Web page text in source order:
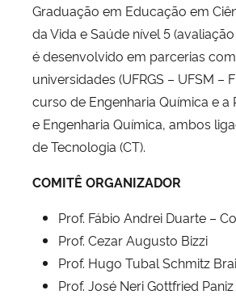
Graduação em Educação em
da Vida e Saúde nível 5
é desenvolvido em parcerias
universidades (UFRGS – UFSM –
curso de Engenharia Química e a
e Engenharia Química, ambos
de Tecnologia (CT).
COMITÊ ORGANIZADOR
Prof. Fábio Andrei Duarte –
Prof. Cezar Augusto Bizzi
Prof. Hugo Tubal Schmitz
Prof. José Neri Gottfried Paniz